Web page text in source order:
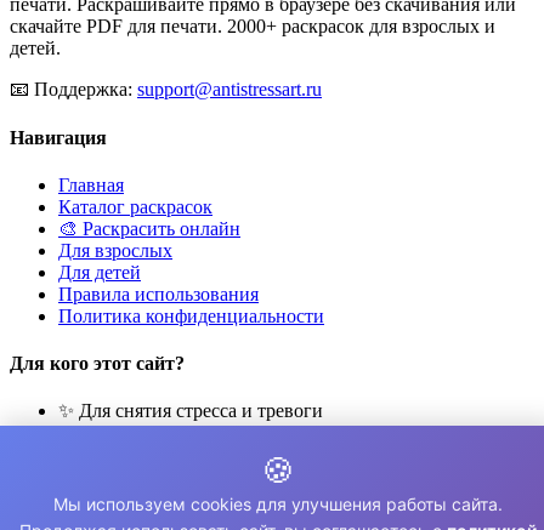
печати. Раскрашивайте прямо в браузере без скачивания или
скачайте PDF для печати. 2000+ раскрасок для взрослых и
детей.
📧 Поддержка: support@antistressart.ru
Навигация
Главная
Каталог раскрасок
🎨 Раскрасить онлайн
Для взрослых
Для детей
Правила использования
Политика конфиденциальности
Для кого этот сайт?
✨ Для снятия стресса и тревоги
🧘 Для медитации и расслабления
👨‍👩‍👧‍👦 Для семейного досуга
© 2026 Раскраски Антистресс. Все права защищены.
🍪
Мы используем cookies для улучшения работы сайта.